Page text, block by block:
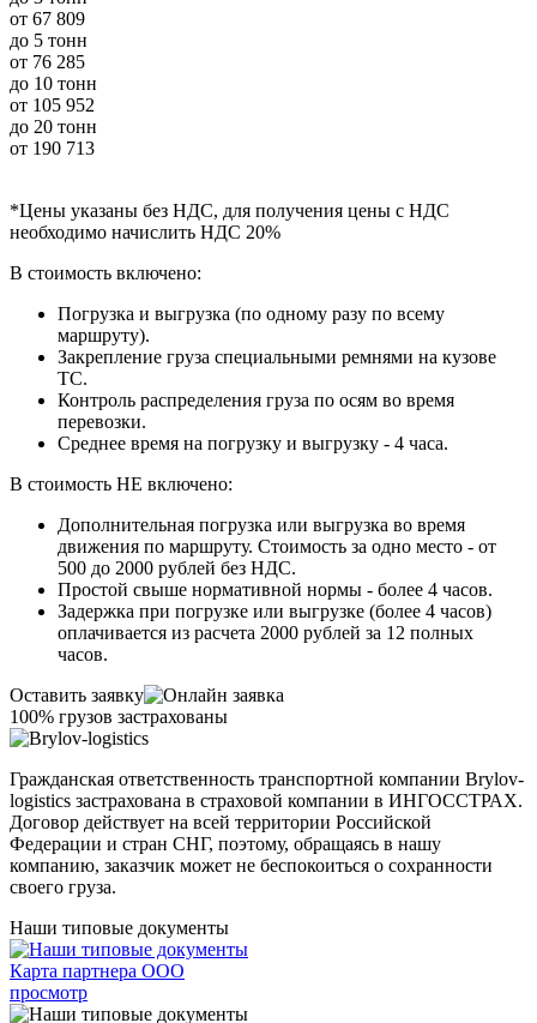
от 67 809
до 5 тонн
от 76 285
до 10 тонн
от 105 952
до 20 тонн
от 190 713
*Цены указаны без НДС, для получения цены с НДС
необходимо начислить НДС 20%
В стоимость включено:
Погрузка и выгрузка (по одному разу по всему
маршруту).
Закрепление груза специальными ремнями на кузове
ТС.
Контроль распределения груза по осям во время
перевозки.
Среднее время на погрузку и выгрузку - 4 часа.
В стоимость НЕ включено:
Дополнительная погрузка или выгрузка во время
движения по маршруту. Стоимость за одно место - от
500 до 2000 рублей без НДС.
Простой свыше нормативной нормы - более 4 часов.
Задержка при погрузке или выгрузке (более 4 часов)
оплачивается из расчета 2000 рублей за 12 полных
часов.
Оставить заявку
100% грузов застрахованы
Гражданская ответственность транспортной компании Brylov-
logistics застрахована в страховой компании в ИНГОСCТРАХ.
Договор действует на всей территории Российской
Федерации и стран СНГ, поэтому, обращаясь в нашу
компанию, заказчик может не беспокоиться о сохранности
своего груза.
Наши типовые документы
Карта партнера ООО
просмотр